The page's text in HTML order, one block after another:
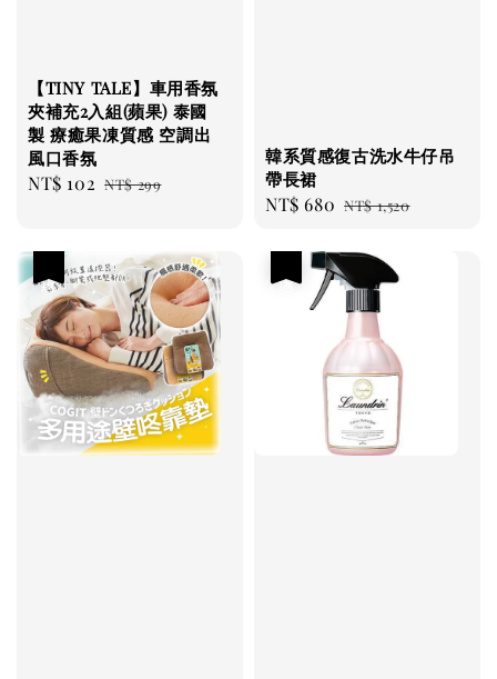
【TINY TALE】車用香氛
夾補充2入組(蘋果) 泰國
製 療癒果凍質感 空調出
風口香氛
Sale
NT$ 102 Regular
NT$ 299
韓系質感復古洗水牛仔吊
帶長裙
Sale
NT$ 680 Regular
NT$ 1,520